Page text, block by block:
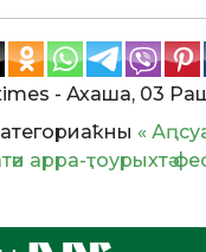
- Ахаша, 03
«
арра-ҭоурыхтә